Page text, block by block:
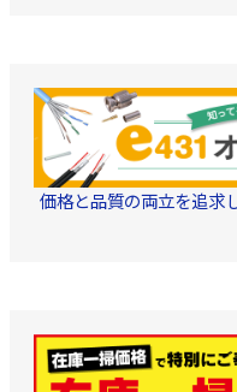
高度なファイアウォー
ルポリシー・DoS防御・
IP/MAC/URLフィルタリン
グ・その他セキュリティ
機能がネットワークとデ
ータを保護 メーカー
名:TP-Link 型番:ER605 規
PPTP, L2TP, OpenVPN,
SNMP 寸法:158 × 101 ×
25mm 付属品: ER605 電
源アダプター RJ45 LANケ
い
いデ
度
／
5GHz メーカ
数
無
／
り
設
■ご
取
価格と品質の両立を追求